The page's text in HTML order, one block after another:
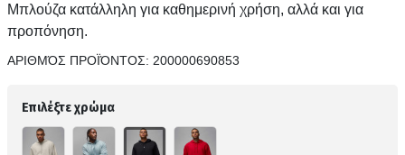
Μπλούζα κατάλληλη για καθημερινή χρήση, αλλά και για
προπόνηση.
ΑΡΙΘΜΌΣ ΠΡΟΪΌΝΤΟΣ: 200000690853
Επιλέξτε χρώμα